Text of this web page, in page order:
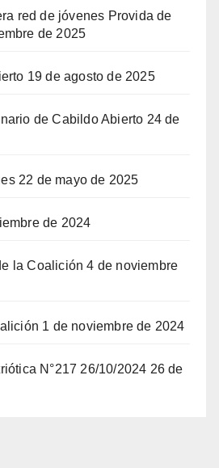
red de jóvenes Provida de
de 2025
19 de agosto de 2025
de Cabildo Abierto 24 de
22 de mayo de 2025
de 2024
la Coalición 4 de noviembre
1 de noviembre de 2024
N°217 26/10/2024 26 de